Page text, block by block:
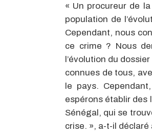
« Un procureur de
population de
Cependant, nous
ce crime ? Nous
l’évolution du
connues de tous,
le pays.
espérons établir des
Sénégal, qui se
crise. », a-t-il déclaré